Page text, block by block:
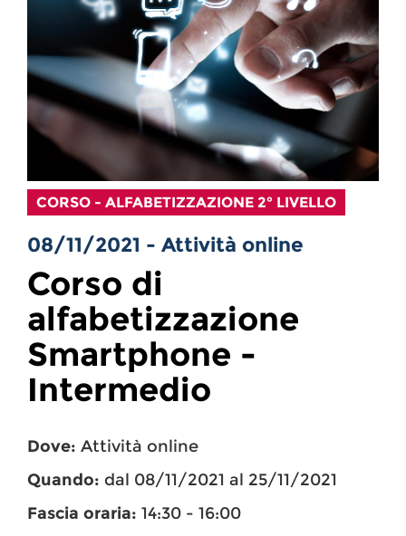
CORSO - ALFABETIZZAZIONE 2° LIVELLO
08/11/2021 - Attività online
Corso di
alfabetizzazione
Smartphone -
Intermedio
Dove: Attività online
Quando: dal 08/11/2021 al 25/11/2021
Fascia oraria: 14:30 - 16:00